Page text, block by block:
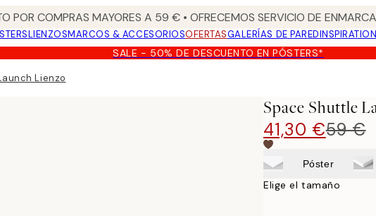
POR COMPRAS MAYORES A 59 € • OFRECEMOS SERVICIO DE
LIENZOSMARCOS & ACCESORIOSOFERTASGALERÍAS DE PARED
SALE - 50% DE DESCUENTO EN PÓSTERS*
Lienzo
Space Shuttle
41,30 €59 €
Póster
Elige el tamaño